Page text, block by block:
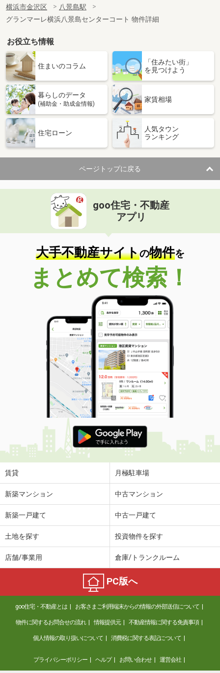
横浜市金沢区
八景島駅
グランマーレ横浜八景島センターコート 物件詳細
お役立ち情報
住まいのコラム
「住みたい街」
を見つけよう
暮らしのデータ
(補助金・助成金情報)
家賃相場
住宅ローン
人気タウン
ランキング
ページトップに戻る
goo住宅・不動産
アプリ
大手不動産サイトの物件を
まとめて検索！
賃貸 月極駐車場
新築マンション 中古マンション
新築一戸建て 中古一戸建て
土地を探す 投資物件を探す
店舗/事業用 倉庫/トランクルーム
PC版へ
goo住宅・不動産とは お客さまご利用端末からの情報の外部送信について
物件に関するお問合せの流れ 情報提供元 不動産情報に関する免責事項
個人情報の取り扱いについて 消費税に関する表記について
プライバシーポリシー ヘルプ お問い合わせ 運営会社